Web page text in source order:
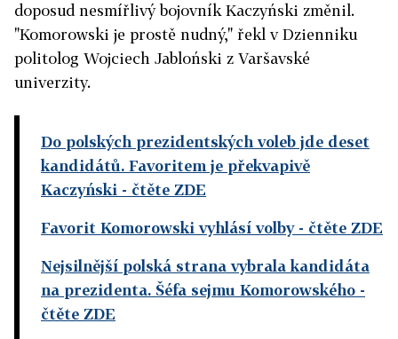
doposud nesmířlivý bojovník Kaczyński změnil.
"Komorowski je prostě nudný," řekl v Dzienniku
politolog Wojciech Jabloński z Varšavské
univerzity.
Do polských prezidentských voleb jde deset
kandidátů. Favoritem je překvapivě
Kaczyński - čtěte ZDE
Favorit Komorowski vyhlásí volby- čtěte ZDE
Nejsilnější polská strana vybrala kandidáta
na prezidenta. Šéfa sejmu Komorowského -
čtěte ZDE